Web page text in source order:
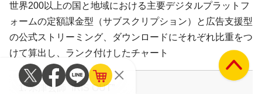
世界200以上の国と地域における主要デジタルプラットフ
ォームの定額課金型（サブスクリプション）と広告支援型
の公式ストリーミング、ダウンロードにそれぞれ比重をつ
けて算出し、ランク付けしたチャート
1. 米津玄師 “IRIS OUT”